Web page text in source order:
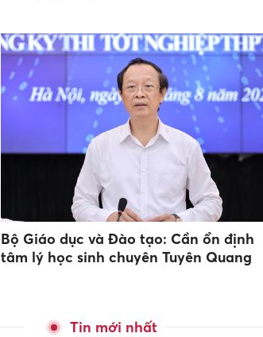
Bộ Giáo dục và Đào tạo: Cần ổn định
tâm lý học sinh chuyên Tuyên Quang
Tin mới nhất